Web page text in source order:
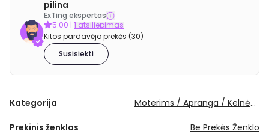
pilina
ExTing ekspertas
5.00 | 1 atsiliepimas
Kitos pardavėjo prekės (30)
Susisiekti
Kategorija Moterims / Apranga / Kelnės / Tamprės
Prekinis ženklas Be Prekės Ženklo